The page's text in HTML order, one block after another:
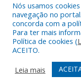
Todos os
Mapa do Site
Acessar Webmail
Nós usamos
navegação no
concorda com a
Para ter mais
Política de cookies (
ACEITO.
Leia mais